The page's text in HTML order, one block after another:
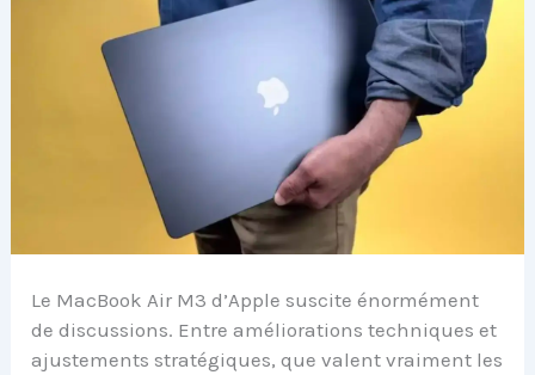
Le MacBook Air M3 d’Apple suscite énormément
de discussions. Entre améliorations techniques et
ajustements stratégiques, que valent vraiment les